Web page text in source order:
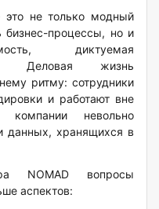
это не только модный
бизнес-процессы, но и
диктуемая
Деловая жизнь
ритму: сотрудники
и работают вне
невольно
данных, хранящихся в
NOMAD вопросы
аспектов: